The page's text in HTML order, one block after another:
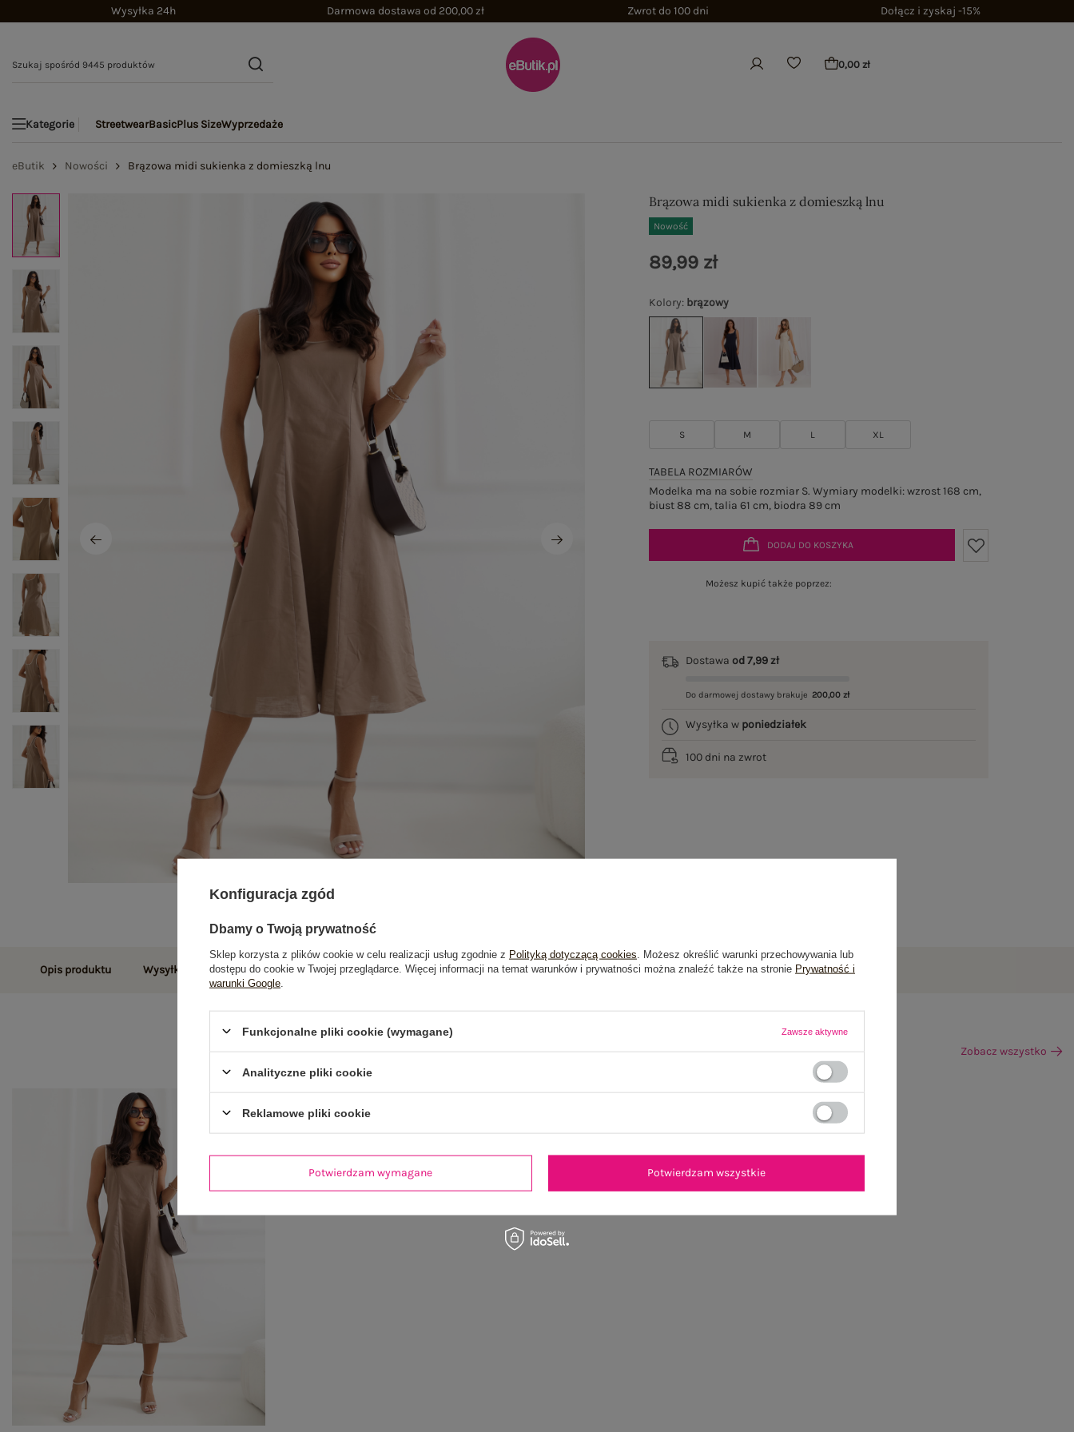
Wysyłka 24h Darmowa dostawa od 200,00 zł Zwrot do 100 dni Dołącz i zyskaj -15%
0,00 zł
Kategorie StreetwearBasicPlus SizeWyprzedaże
eButik Nowości Brązowa midi sukienka z domieszką lnu
Brązowa midi sukienka z domieszką lnu
Nowość
Kolory: brązowy
S M L XL
TABELA ROZMIARÓW
Modelka ma na sobie rozmiar S. Wymiary modelki: wzrost 168 cm,
biust 88 cm, talia 61 cm, biodra 89 cm
89,99 zł
DODAJ DO KOSZYKA
Możesz kupić także poprzez:
Dostawaod 7,99 zł
Do darmowej dostawy brakuje 200,00 zł
Wysyłka w poniedziałek
100 dni na zwrot
Opis produktu Wysyłka i dostawa Zwroty i reklamacje Opinie o produkcie(0)
Zobacz wszystko
Konfiguracja zgód
Dbamy o Twoją prywatność
Sklep korzysta z plików cookie w celu realizacji usług zgodnie z Polityką dotyczącą cookies . Możesz określić warunki przechowywania lub
dostępu do cookie w Twojej przeglądarce. Więcej informacji na temat warunków i prywatności można znaleźć także na stronie Prywatność i
warunki Google
Funkcjonalne pliki cookie (wymagane) Zawsze aktywne
Analityczne pliki cookie
Reklamowe pliki cookie
Potwierdzam wymagane Potwierdzam wszystkie